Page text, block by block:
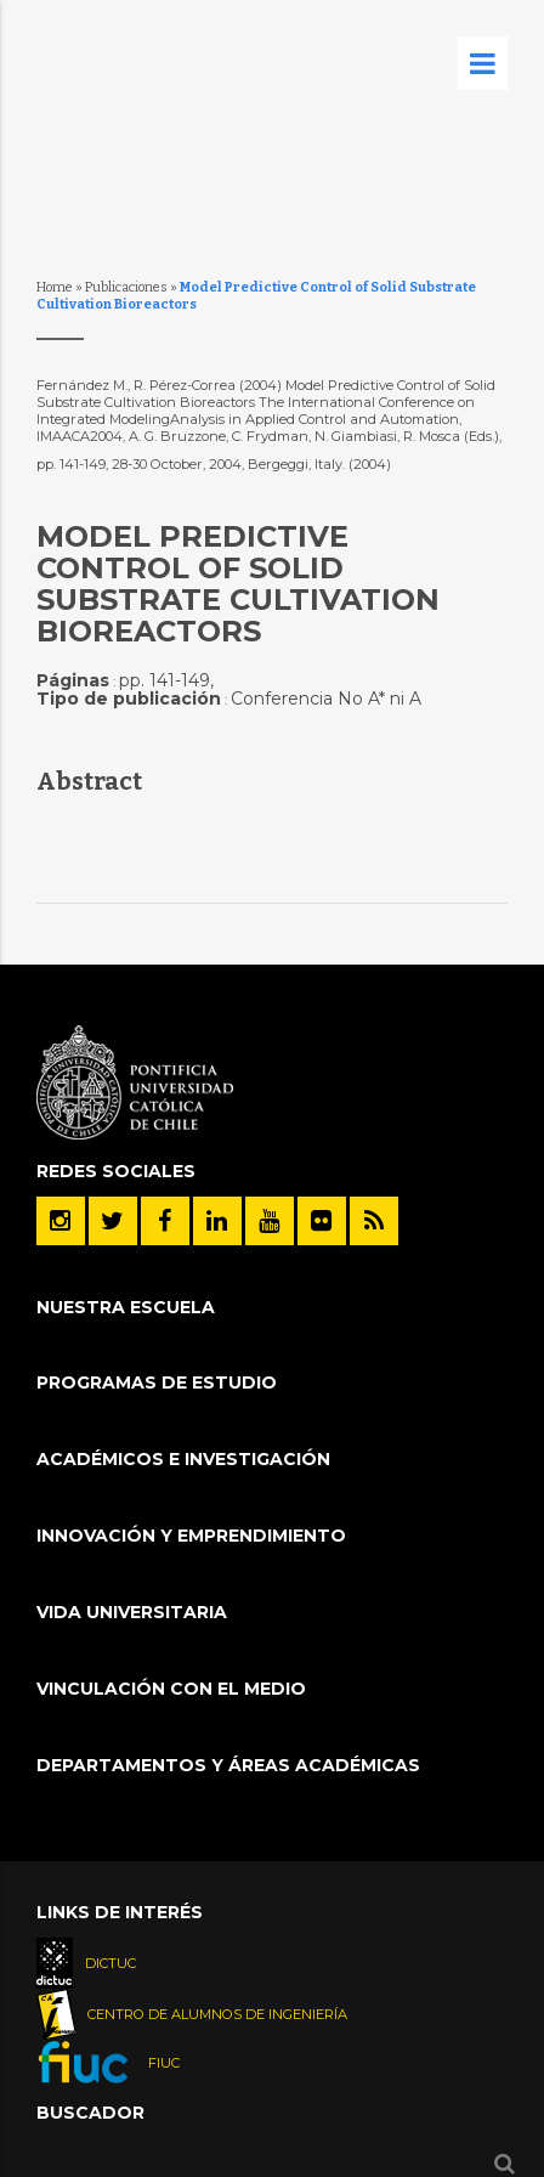
Home » Publicaciones » Model Predictive Control of Solid Substrate
Cultivation Bioreactors
Fernández M., R. Pérez-Correa (2004) Model Predictive Control of Solid
Substrate Cultivation Bioreactors The International Conference on
Integrated ModelingAnalysis in Applied Control and Automation,
IMAACA2004, A. G. Bruzzone, C. Frydman, N. Giambiasi, R. Mosca (Eds.),
pp. 141-149, 28-30 October, 2004, Bergeggi, Italy. (2004)
MODEL PREDICTIVE
CONTROL OF SOLID
SUBSTRATE CULTIVATION
BIOREACTORS
Páginas: pp. 141-149,
Tipo de publicación : Conferencia No A* ni A
Abstract
REDES SOCIALES
NUESTRA ESCUELA
PROGRAMAS DE ESTUDIO
ACADÉMICOS E INVESTIGACIÓN
INNOVACIÓN Y EMPRENDIMIENTO
VIDA UNIVERSITARIA
VINCULACIÓN CON EL MEDIO
DEPARTAMENTOS Y ÁREAS ACADÉMICAS
LINKS DE INTERÉS
DICTUC
CENTRO DE ALUMNOS DE INGENIERÍA
FIUC
BUSCADOR